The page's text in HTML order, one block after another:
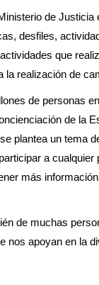
de Justicia
desfiles,
que
realización de
de personas
de la
plantea un tema
a cualquier
más
de muchas
nos apoyan en la